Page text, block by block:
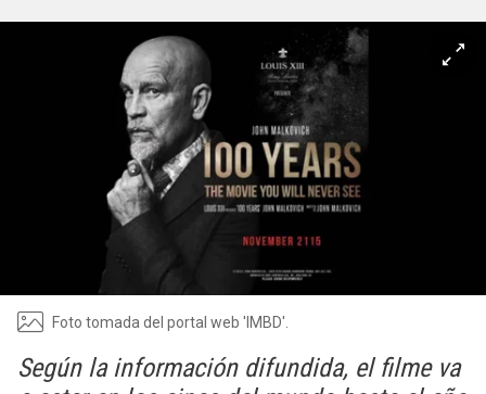
Foto tomada del portal web 'IMBD'.
Según la información difundida, el filme va